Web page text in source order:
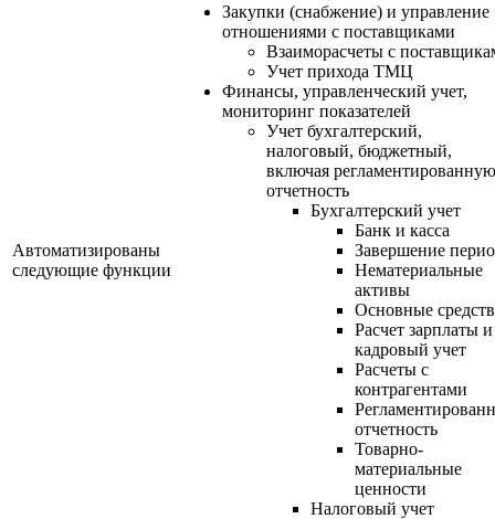
Автоматизированы
следующие функции
Закупки (снабжение) и управление
отношениями с поставщиками
Взаиморасчеты с
Учет прихода ТМЦ
Финансы, управленческий учет,
мониторинг показателей
Учет бухгалтерский,
налоговый, бюджетный,
включая регламентированную
отчетность
Бухгалтерский учет
Банк и касса
Завершение
Нематериальные
активы
Основные
Расчет зарплаты и
кадровый учет
Расчеты с
контрагентами
отчетность
Товарно-
материальные
ценности
Налоговый учет